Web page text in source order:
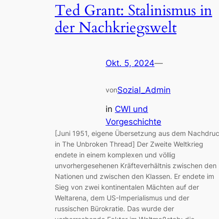
Ted Grant: Stalinismus in
der Nachkriegswelt
Okt. 5, 2024—
vonSozial_Admin
in CWI und
Vorgeschichte
[Juni 1951, eigene Übersetzung aus dem
in The Unbroken Thread] Der Zweite Weltkrieg
endete in einem komplexen und völlig
unvorhergesehenen Kräfteverhältnis zwischen den
Nationen und zwischen den Klassen. Er endete im
Sieg von zwei kontinentalen Mächten auf der
Weltarena, dem US-Imperialismus und der
russischen Bürokratie. Das wurde der